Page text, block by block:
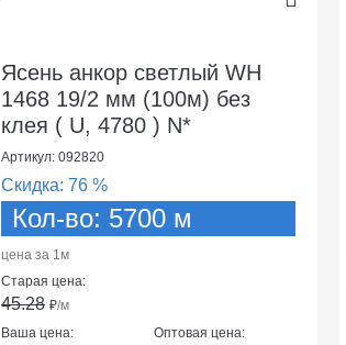
Ясень анкор светлый WH
1468 19/2 мм (100м) без
клея ( U, 4780 ) N*
Артикул: 092820
Скидка: 76 %
Кол-во: 5700 м
цена за 1м
Старая цена:
45.28 ₽/м
Ваша цена:
Оптовая цена: